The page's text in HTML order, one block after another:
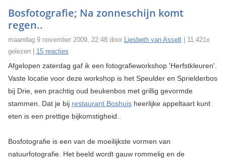
Bosfotografie; Na zonneschijn komt
regen..
maandag 9 november 2009, 22:48 door Liesbeth van Asselt| 11.421x
gelezen | 15 reacties
Afgelopen zaterdag gaf ik een fotografieworkshop 'Herfstkleuren'.
Vaste locatie voor deze workshop is het Speulder en Sprielderbos
bij Drie, een prachtig oud beukenbos met grillig gevormde
stammen. Dat je bij restaurant Boshuisheerlijke appeltaart kunt
eten is een prettige bijkomstigheid..
Bosfotografie is een van de moeilijkste vormen van
natuurfotografie. Het beeld wordt gauw rommelig en de